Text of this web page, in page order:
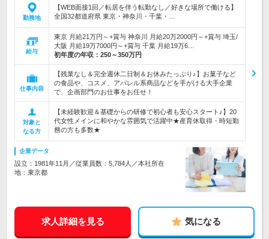
勤務地
【WEB面接1回／転居を伴う転勤なし／好きな場所で働ける】
全国32都道府県 東京・神奈川・千葉・…
給与
東京 月給21万円～+賞与 神奈川 月給20万2000円～+賞与 埼玉/
大阪 月給19万7000円～+賞与 千葉 月給19万6…
初年度の年収： 250～350万円
仕事内容
【残業なし＆完全週休二日制＆お休みたっぷり♪】お菓子など
の食品や、コスメ、アパレル系商品などを手がける大手企業
で、企画部門のお仕事をお任せ！
対象と
なる方
【未経験歓迎＆基礎からの研修で初心者も安心スタート♪】20
代女性メインに和やかな雰囲気で活躍中★産育休取得・時短勤
務の方も多数★
企業データ
設立：1981年11月／従業員数：5,784人／本社所在
地：東京都
求人詳細を見る 気になる